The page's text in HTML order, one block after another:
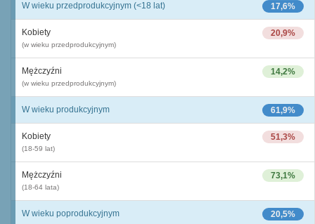
17,6%
W wieku przedprodukcyjnym (<18 lat)
20,9%
Kobiety
(w wieku przedprodukcyjnym)
14,2%
Mężczyźni
(w wieku przedprodukcyjnym)
61,9%
W wieku produkcyjnym
51,3%
Kobiety
(18-59 lat)
73,1%
Mężczyźni
(18-64 lata)
20,5%
W wieku poprodukcyjnym